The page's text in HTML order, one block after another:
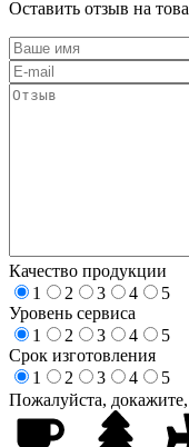
Оставить отзыв на
Качество продукции
1
2 3 4
5
Уровень сервиса
1
2 3 4
5
Срок изготовления
1
2 3 4
5
Пожалуйста,